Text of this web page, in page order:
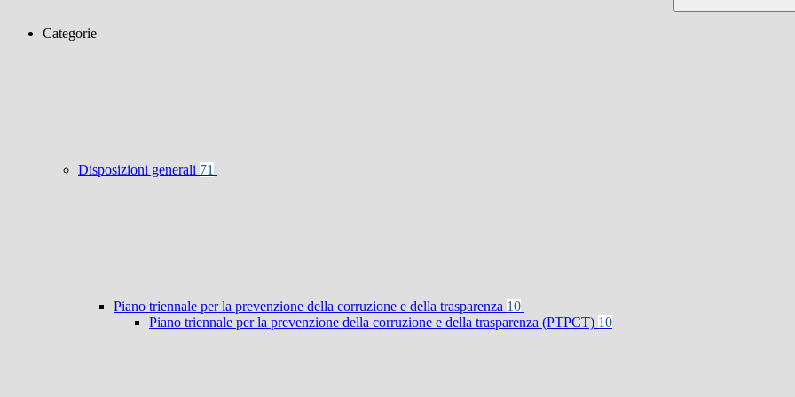
Categorie
Disposizioni generali 71
Piano triennale per la prevenzione della corruzione e della trasparenza 10
Piano triennale per la prevenzione della corruzione e della trasparenza (PTPCT) 10